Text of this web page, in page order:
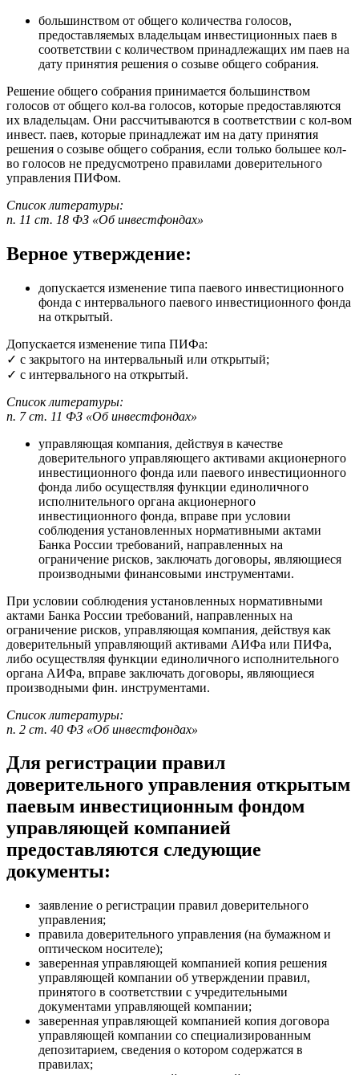
большинством от общего количества голосов,
предоставляемых владельцам инвестиционных паев в
соответствии с количеством принадлежащих им паев на
дату принятия решения о созыве общего собрания.
Решение общего собрания принимается большинством
голосов от общего кол-ва голосов, которые предоставляются
их владельцам. Они рассчитываются в соответствии с кол-вом
инвест. паев, которые принадлежат им на дату принятия
решения о созыве общего собрания, если только большее кол-
во голосов не предусмотрено правилами доверительного
управления ПИФом.
Список литературы:
п. 11 ст. 18 ФЗ «Об инвестфондах»
Верное утверждение:
допускается изменение типа паевого инвестиционного
фонда с интервального паевого инвестиционного фонда
на открытый.
Допускается изменение типа ПИФа:
✓ с закрытого на интервальный или открытый;
✓ с интервального на открытый.
Список литературы:
п. 7 ст. 11 ФЗ «Об инвестфондах»
управляющая компания, действуя в качестве
доверительного управляющего активами акционерного
инвестиционного фонда или паевого инвестиционного
фонда либо осуществляя функции единоличного
исполнительного органа акционерного
инвестиционного фонда, вправе при условии
соблюдения установленных нормативными актами
Банка России требований, направленных на
ограничение рисков, заключать договоры, являющиеся
производными финансовыми инструментами.
При условии соблюдения установленных нормативными
актами Банка России требований, направленных на
ограничение рисков, управляющая компания, действуя как
доверительный управляющий активами АИФа или ПИФа,
либо осуществляя функции единоличного исполнительного
органа АИФа, вправе заключать договоры, являющиеся
производными фин. инструментами.
Список литературы:
п. 2 ст. 40 ФЗ «Об инвестфондах»
Для регистрации правил
доверительного управления открытым
паевым инвестиционным фондом
управляющей компанией
предоставляются следующие
документы:
заявление о регистрации правил доверительного
управления;
правила доверительного управления (на бумажном и
оптическом носителе);
заверенная управляющей компанией копия решения
управляющей компании об утверждении правил,
принятого в соответствии с учредительными
документами управляющей компании;
заверенная управляющей компанией копия договора
управляющей компании со специализированным
депозитарием, сведения о котором содержатся в
правилах;